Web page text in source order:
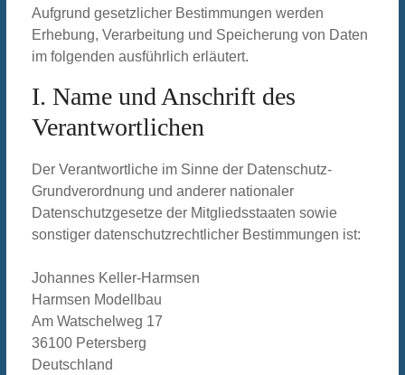
Aufgrund gesetzlicher Bestimmungen werden
Erhebung, Verarbeitung und Speicherung von Daten
im folgenden ausführlich erläutert.
I. Name und Anschrift des
Verantwortlichen
Der Verantwortliche im Sinne der Datenschutz-
Grundverordnung und anderer nationaler
Datenschutzgesetze der Mitgliedsstaaten sowie
sonstiger datenschutzrechtlicher Bestimmungen ist:
Johannes Keller-Harmsen
Harmsen Modellbau
Am Watschelweg 17
36100 Petersberg
Deutschland